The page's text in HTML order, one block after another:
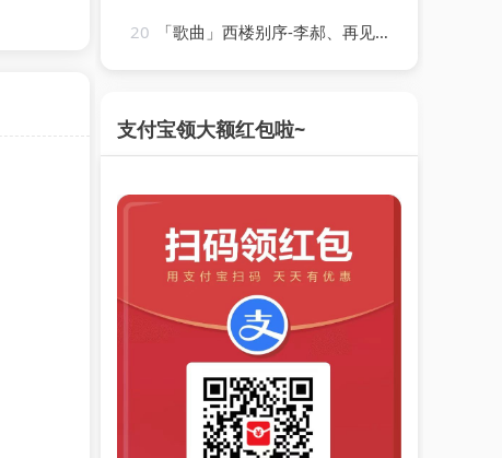
20
「歌曲」西楼别序-李郝、再见、苏可可、圈妹
支付宝领大额红包啦~